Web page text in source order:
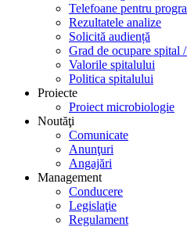
Telefoane pentru
Rezultatele analize
Solicită audiență
Grad de ocupare spital
Valorile spitalului
Politica spitalului
Proiecte
Proiect microbiologie
Noutăţi
Comunicate
Anunţuri
Angajări
Management
Conducere
Legislaţie
Regulament